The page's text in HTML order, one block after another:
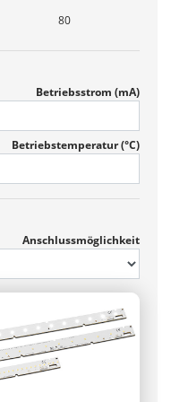
80
Betriebsstrom (mA)
Betriebs­temperatur (°C)
Anschlussmöglichkeit